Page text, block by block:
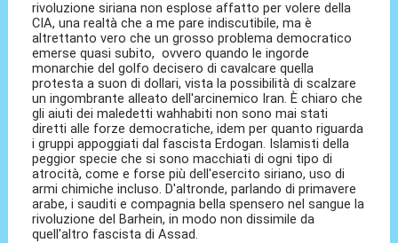
rivoluzione siriana non esplose affatto per volere della
CIA, una realtà che a me pare indiscutibile, ma è
altrettanto vero che un grosso problema democratico
emerse quasi subito, ovvero quando le ingorde
monarchie del golfo decisero di cavalcare quella
protesta a suon di dollari, vista la possibilità di scalzare
un ingombrante alleato dell'arcinemico Iran. È chiaro che
gli aiuti dei maledetti wahhabiti non sono mai stati
diretti alle forze democratiche, idem per quanto riguarda
i gruppi appoggiati dal fascista Erdogan. Islamisti della
peggior specie che si sono macchiati di ogni tipo di
atrocità, come e forse più dell'esercito siriano, uso di
armi chimiche incluso. D'altronde, parlando di primavere
arabe, i sauditi e compagnia bella spensero nel sangue la
rivoluzione del Barhein, in modo non dissimile da
quell'altro fascista di Assad.